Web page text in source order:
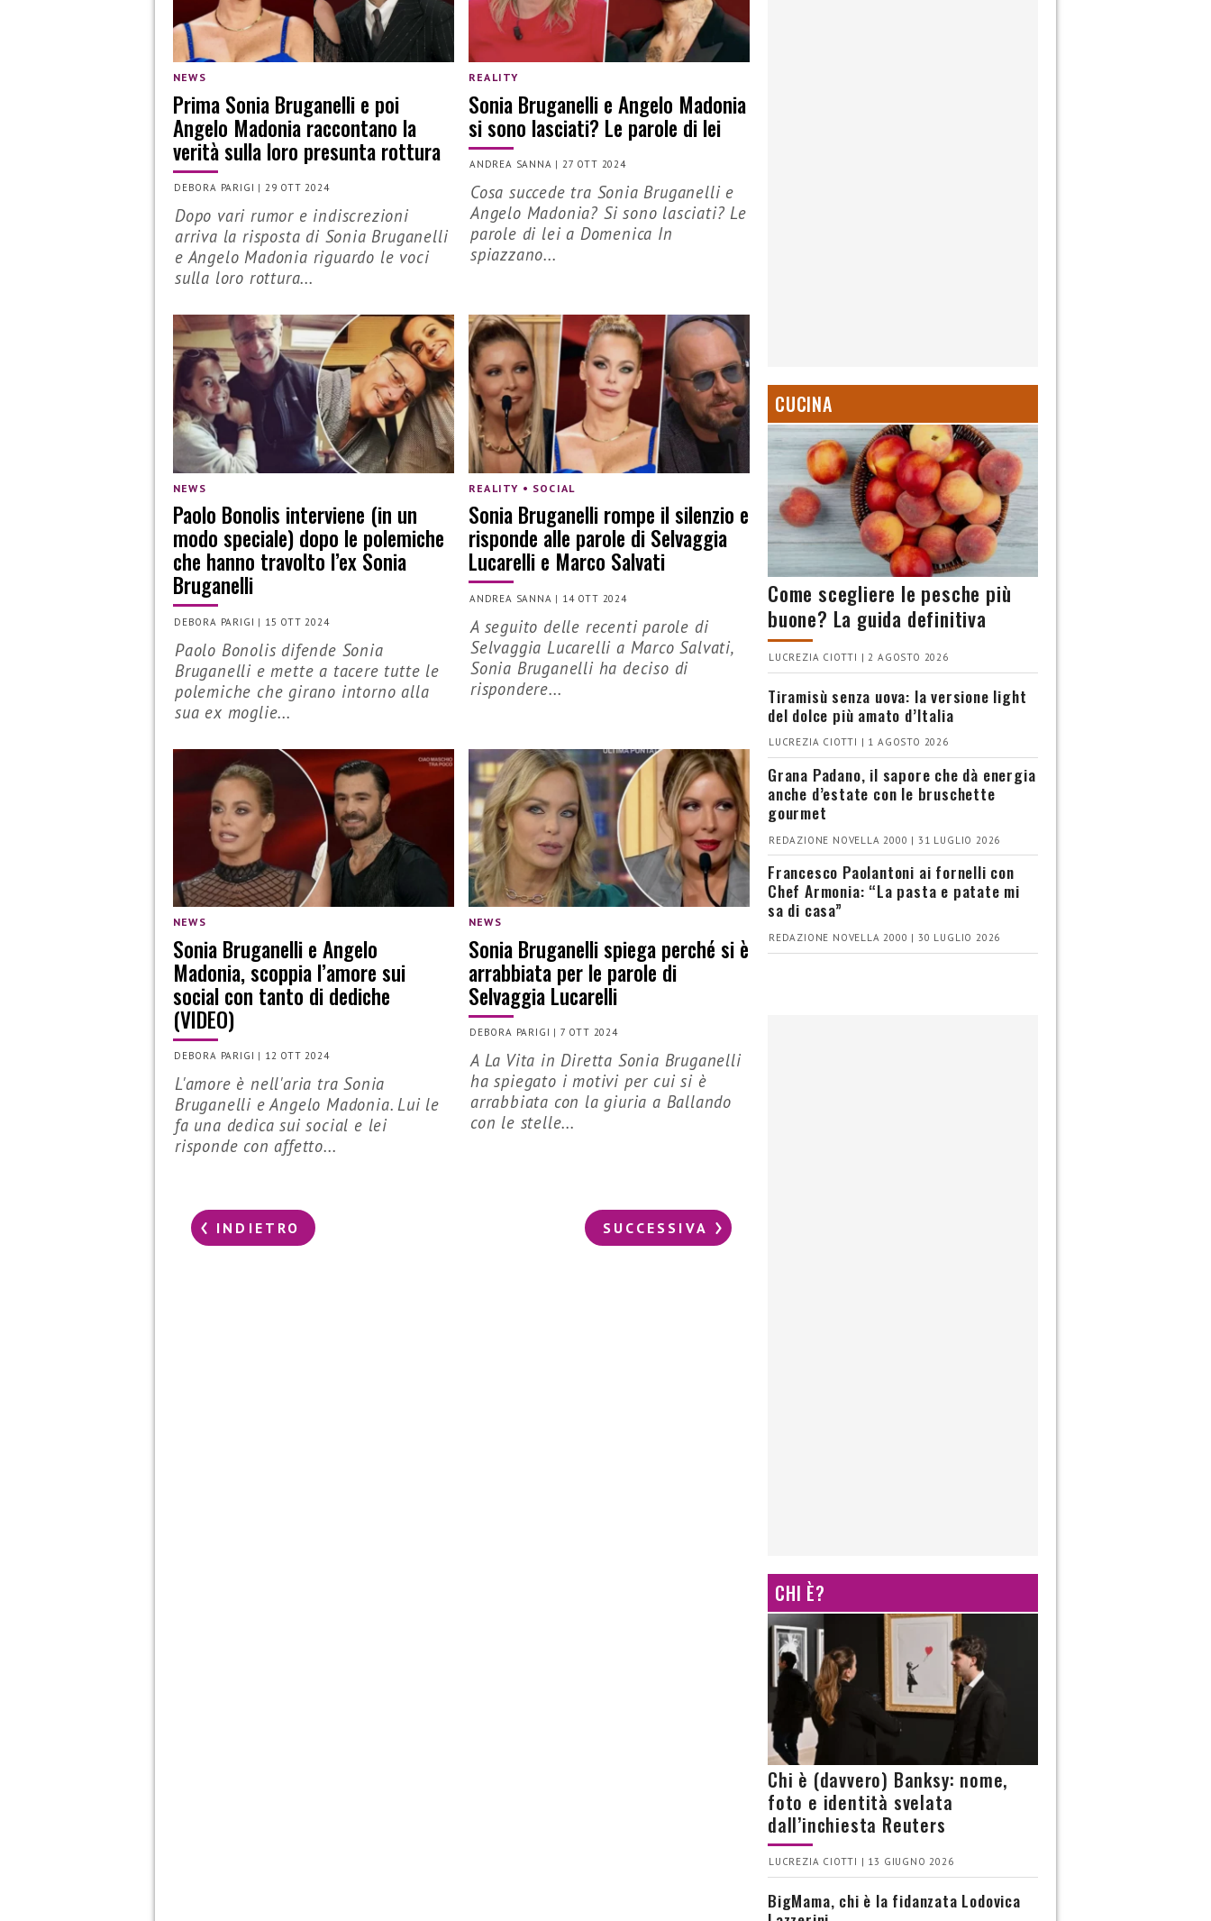
NEWS
Prima Sonia Bruganelli e poi
Angelo Madonia raccontano la
verità sulla loro presunta rottura
DEBORA PARIGI | 29 OTT 2024
Dopo vari rumor e indiscrezioni
arriva la risposta di Sonia Bruganelli
e Angelo Madonia riguardo le voci
sulla loro rottura...
REALITY
Sonia Bruganelli e Angelo Madonia
si sono lasciati? Le parole di lei
ANDREA SANNA |27 OTT 2024
Cosa succede tra Sonia Bruganelli e
Angelo Madonia? Si sono lasciati? Le
parole di lei a Domenica In
spiazzano...
NEWS
Paolo Bonolis interviene (in un
modo speciale) dopo le polemiche
che hanno travolto l’ex Sonia
Bruganelli
DEBORA PARIGI | 15 OTT 2024
Paolo Bonolis difende Sonia
Bruganelli e mette a tacere tutte le
polemiche che girano intorno alla
sua ex moglie...
REALITY • SOCIAL
Sonia Bruganelli rompe il silenzio e
risponde alle parole di Selvaggia
Lucarelli e Marco Salvati
ANDREA SANNA | 14 OTT 2024
A seguito delle recenti parole di
Selvaggia Lucarelli a Marco Salvati,
Sonia Bruganelli ha deciso di
rispondere...
NEWS
Sonia Bruganelli e Angelo
Madonia, scoppia l’amore sui
social con tanto di dediche
(VIDEO)
DEBORA PARIGI | 12 OTT 2024
L'amore è nell'aria tra Sonia
Bruganelli e Angelo Madonia. Lui le
fa una dedica sui social e lei
risponde con affetto...
NEWS
Sonia Bruganelli spiega perché si è
arrabbiata per le parole di
Selvaggia Lucarelli
DEBORA PARIGI | 7 OTT 2024
A La Vita in Diretta Sonia Bruganelli
ha spiegato i motivi per cui si è
arrabbiata con la giuria a Ballando
con le stelle...
INDIETRO SUCCESSIVA
CUCINA
Come scegliere le pesche più
buone? La guida definitiva
LUCREZIA CIOTTI | 2 AGOSTO 2026
Tiramisù senza uova: la versione light
del dolce più amato d’Italia
LUCREZIA CIOTTI | 1 AGOSTO 2026
Grana Padano, il sapore che dà energia
anche d’estate con le bruschette
gourmet
REDAZIONE NOVELLA 2000 | 31 LUGLIO 2026
Francesco Paolantoni ai fornelli con
Chef Armonia: “La pasta e patate mi
sa di casa”
REDAZIONE NOVELLA 2000 | 30 LUGLIO 2026
CHI È?
Chi è (davvero) Banksy: nome,
foto e identità svelata
dall’inchiesta Reuters
LUCREZIA CIOTTI | 13 GIUGNO 2026
BigMama, chi è la fidanzata Lodovica